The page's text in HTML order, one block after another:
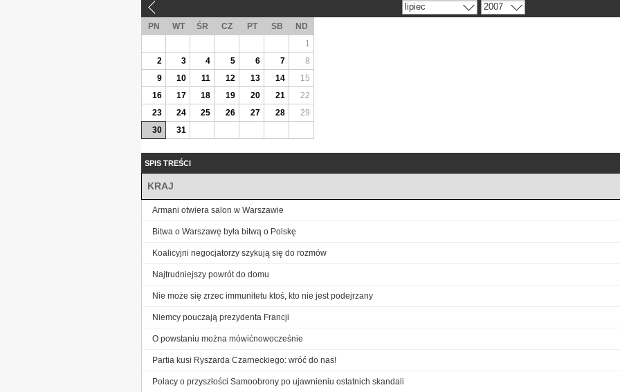
lipiec 2007
PN WT ŚR CZ PT SB
ND
1
2
3 4 5 6 7
8
9
10 11 12 13 14
15
16
17 18 19 20 21
22
23
24 25 26 27 28
29
30
31
SPIS TREŚCI
KRAJ
Armani otwiera salon w Warszawie
Bitwa o Warszawę była bitwą o Polskę
Koalicyjni negocjatorzy szykują się do rozmów
Najtrudniejszy powrót do domu
Nie może się zrzec immunitetu ktoś, kto nie jest podejrzany
Niemcy pouczają prezydenta Francji
O powstaniu można mówićnowocześnie
Partia kusi Ryszarda Czarneckiego: wróć do nas!
Polacy o przyszłości Samoobrony po ujawnieniu ostatnich skandali